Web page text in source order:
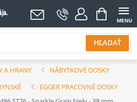
HĽADAŤ
NÁKUPNÝ
KOŠÍK
A HRANY
NÁBYTKOVÉ DOSKY
EGGER PRACOVNÉ DOSKY